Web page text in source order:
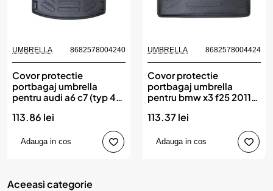
UMBRELLA 8682578004240
Covor protectie
portbagaj umbrella
pentru audi a6 c7 (typ 4g)
113.86 lei
Adauga in cos
UMBRELLA 8682578004424
Covor protectie
portbagaj umbrella
pentru bmw x3 f25 2011-
113.37 lei
Adauga in cos
Aceeasi categorie